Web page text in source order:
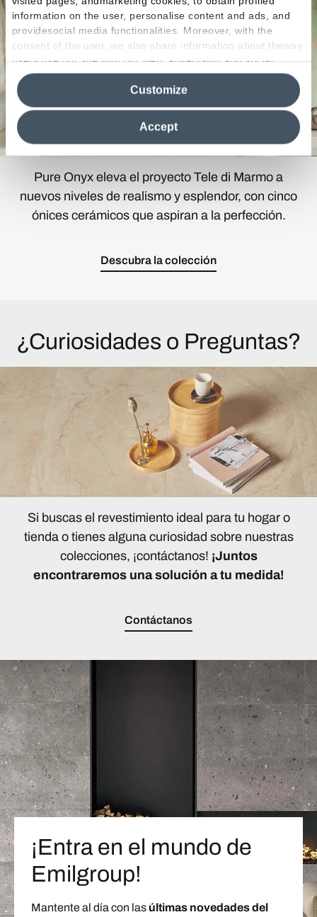
information on the user, personalise content and ads, and
providesocial media functionalities. Moreover, with the
consent of the user, we also share information about theway
users use our site with our web, advertising and social
media analytics partners, who may combine itwith other
information in their possession. By closing this banner,
clicking on "Reject", it will be possible tocontinue browsing
the site after installing only technical cookies. For more
information see the
Cookie Policy
Accept
Customize
Pure Onyx eleva el proyecto Tele di Marmo a
nuevos niveles de realismo y esplendor, con cinco
ónices cerámicos que aspiran a la perfección.
Descubra la colección
¿Curiosidades o Preguntas?
Si buscas el revestimiento ideal para tu hogar o
tienda o tienes alguna curiosidad sobre nuestras
colecciones, ¡contáctanos! ¡Juntos
encontraremos una solución a tu medida!
Contáctanos
¡Entra en el mundo de
Emilgroup!
Mantente al día con las últimas novedades del